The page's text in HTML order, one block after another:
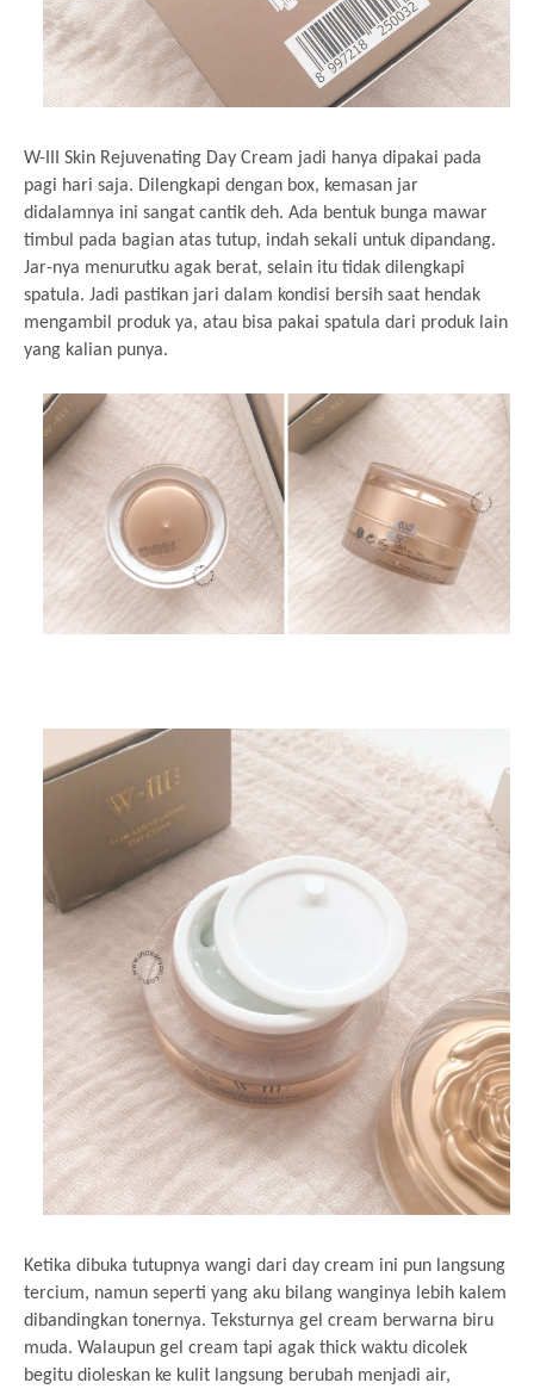
W-III Skin Rejuvenating Day Cream jadi hanya dipakai pada
pagi hari saja. Dilengkapi dengan box, kemasan jar
didalamnya ini sangat cantik deh. Ada bentuk bunga mawar
timbul pada bagian atas tutup, indah sekali untuk dipandang.
Jar-nya menurutku agak berat, selain itu tidak dilengkapi
spatula. Jadi pastikan jari dalam kondisi bersih saat hendak
mengambil produk ya, atau bisa pakai spatula dari produk lain
yang kalian punya.
Ketika dibuka tutupnya wangi dari day cream ini pun langsung
tercium, namun seperti yang aku bilang wanginya lebih kalem
dibandingkan tonernya. Teksturnya gel cream berwarna biru
muda. Walaupun gel cream tapi agak thick waktu dicolek
begitu dioleskan ke kulit langsung berubah menjadi air,